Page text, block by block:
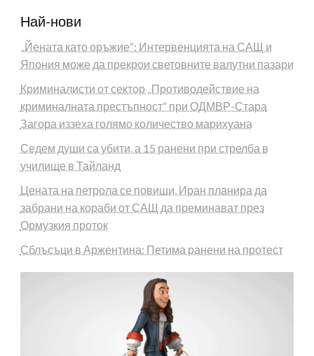
Най-нови
„Йената като оръжие“: Интервенцията на САЩ и
Япония може да прекрои световните валутни пазари
Криминалисти от сектор „Противодействие на
криминалната престъпност“ при ОДМВР-Стара
Загора иззеха голямо количество марихуана
Седем души са убити, а 15 ранени при стрелба в
училище в Тайланд
Цената на петрола се повиши, Иран планира да
забрани на кораби от САЩ да преминават през
Ормузкия проток
Сблъсъци в Аржентина: Петима ранени на протест